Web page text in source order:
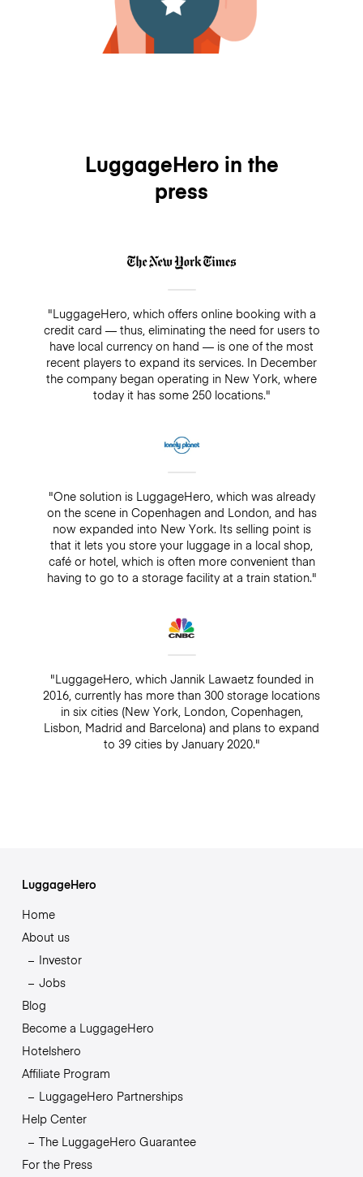
LuggageHero in the
press
"LuggageHero, which offers online booking with a
credit card — thus, eliminating the need for users to
have local currency on hand — is one of the most
recent players to expand its services. In December
the company began operating in New York, where
today it has some 250 locations."
"One solution is LuggageHero, which was already
on the scene in Copenhagen and London, and has
now expanded into New York. Its selling point is
that it lets you store your luggage in a local shop,
café or hotel, which is often more convenient than
having to go to a storage facility at a train station."
"LuggageHero, which Jannik Lawaetz founded in
2016, currently has more than 300 storage locations
in six cities (New York, London, Copenhagen,
Lisbon, Madrid and Barcelona) and plans to expand
to 39 cities by January 2020."
LuggageHero
Home
About us
Investor
Jobs
Blog
Become a LuggageHero
Hotelshero
Affiliate Program
LuggageHero Partnerships
Help Center
The LuggageHero Guarantee
For the Press